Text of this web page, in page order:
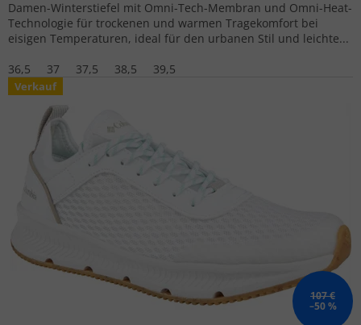
Damen-Winterstiefel mit Omni-Tech-Membran und Omni-Heat-
Technologie für trockenen und warmen Tragekomfort bei
eisigen Temperaturen, ideal für den urbanen Stil und leichte...
36,5
37 37,5 38,5 39,5
Verkauf
107 €
–50 %